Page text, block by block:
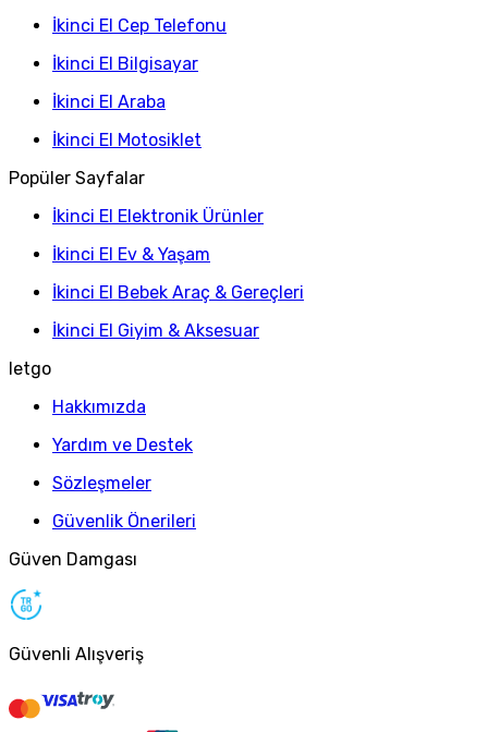
İkinci El Cep Telefonu
İkinci El Bilgisayar
İkinci El Araba
İkinci El Motosiklet
Popüler Sayfalar
İkinci El Elektronik Ürünler
İkinci El Ev & Yaşam
İkinci El Bebek Araç & Gereçleri
İkinci El Giyim & Aksesuar
letgo
Hakkımızda
Yardım ve Destek
Sözleşmeler
Güvenlik Önerileri
Güven Damgası
Güvenli Alışveriş